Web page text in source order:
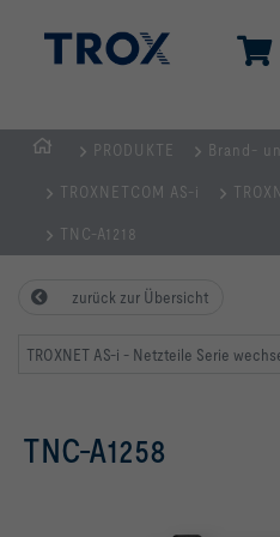
AUSTRIA
| Komponenten,
+
Belüftung
PRODUKTE Brand-
TROXNETCOM AS-i
TNC-A1218
zurück zur Übersicht
TROXNET AS-i - Netzteile Serie
TNC-A1258